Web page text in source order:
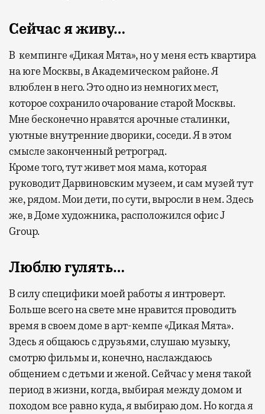
Сейчас я живу…
В кемпинге «Дикая Мята», но у меня есть квартира
на юге Москвы, в Академическом районе. Я
влюблен в него. Это одно из немногих мест,
которое сохранило очарование старой Москвы.
Мне бесконечно нравятся арочные сталинки,
уютные внутренние дворики, соседи. Я в этом
смысле законченный ретроград.
Кроме того, тут живет моя мама, которая
руководит Дарвиновским музеем, и сам музей тут
же, рядом. Мои дети, по сути, выросли в нем. Здесь
же, в Доме художника, расположился офис J
Group.
Люблю гулять…
В силу специфики моей работы я интроверт.
Больше всего на свете мне нравится проводить
времяв своем доме в арт-кемпе «Дикая Мята».
Здесь я общаюсь с друзьями, слушаю музыку,
смотрю фильмы и, конечно, наслаждаюсь
общением с детьми и женой. Сейчас у меня такой
период в жизни, когда, выбирая между домом и
походом все равно куда, я выбираю дом.Но когда я